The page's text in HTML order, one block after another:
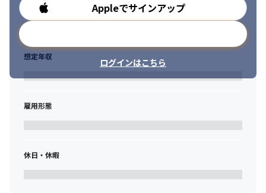
Appleでサインアップ
ログインはこちら
勤務時間
想定年収
雇用形態
休日・休暇